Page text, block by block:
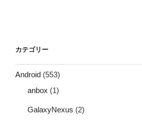
カテゴリー
Android (553)
anbox (1)
GalaxyNexus (2)